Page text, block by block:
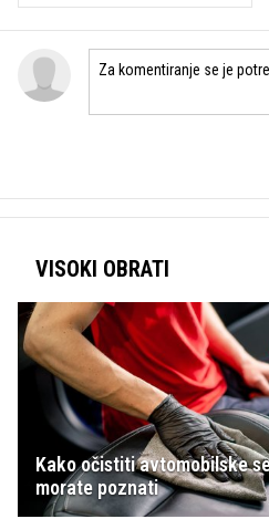
VISOKI OBRATI
Kako očistiti avtomobilske
morate poznati